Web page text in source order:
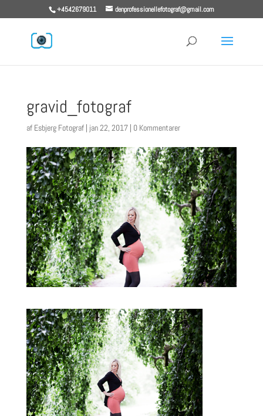
+4542679011 denprofessionellefotograf@gmail.com
gravid_fotograf
af Esbjerg Fotograf| jan 22, 2017| 0 Kommentarer